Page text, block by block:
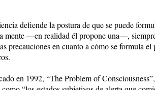
defiende la postura de que se puede
mente —en realidad él propone una—,
precauciones en cuanto a cómo se formula el
en 1992, “The Problem of